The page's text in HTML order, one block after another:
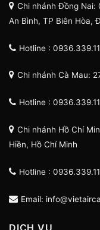
Chi nhánh Đồng Nai:
An Bình, TP Biên Hòa,
Hotline :
Chi nhánh Cà Mau:
Hotline :
Chi nhánh Hồ Chí
Hiền, Hồ Chí Minh
Hotline :
Email:
DỊCH VỤ